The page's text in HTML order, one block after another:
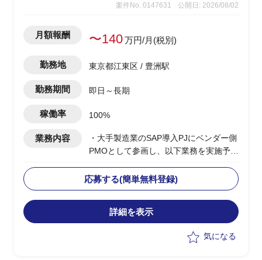
案件No. 0147631
公開日: 2026/08/02
月額報酬 〜140万円/月(税別)
勤務地 東京都江東区 / 豊洲駅
勤務期間 即日～長期
稼働率 100%
業務内容
・大手製造業のSAP導入PJにベンダー側
PMOとして参画し、以下業務を実施予定
-進捗/品質/課題管理
-リカバリー時の要因分析/リカバリープ
ランの策定
-各種ドキュメントの作成
応募する(簡単無料登録)
詳細を表示
気になる